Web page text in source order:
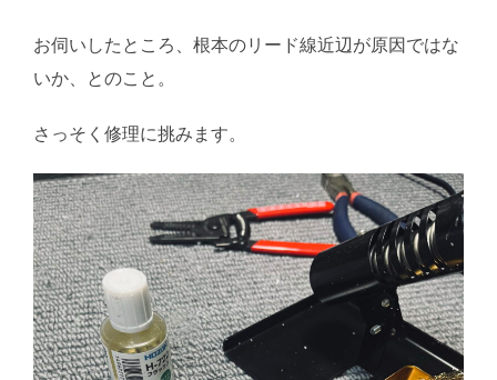
お伺いしたところ、根本のリード線近辺が原因ではな
いか、とのこと。
さっそく修理に挑みます。